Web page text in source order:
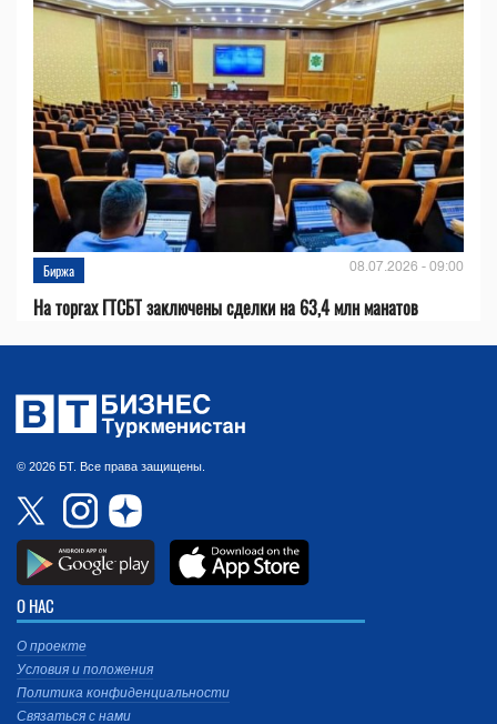
Биржа 08.07.2026 - 09:00
На торгах ГТСБТ заключены сделки на 63,4 млн манатов
© 2026 БТ. Все права защищены.
О НАС
О проекте
Условия и положения
Политика конфиденциальности
Связаться с нами